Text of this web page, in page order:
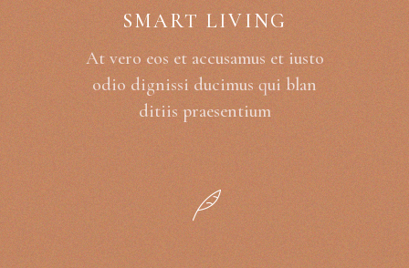
SMART LIVING
At vero eos et accusamus et iusto
odio dignissi ducimus qui blan
ditiis praesentium